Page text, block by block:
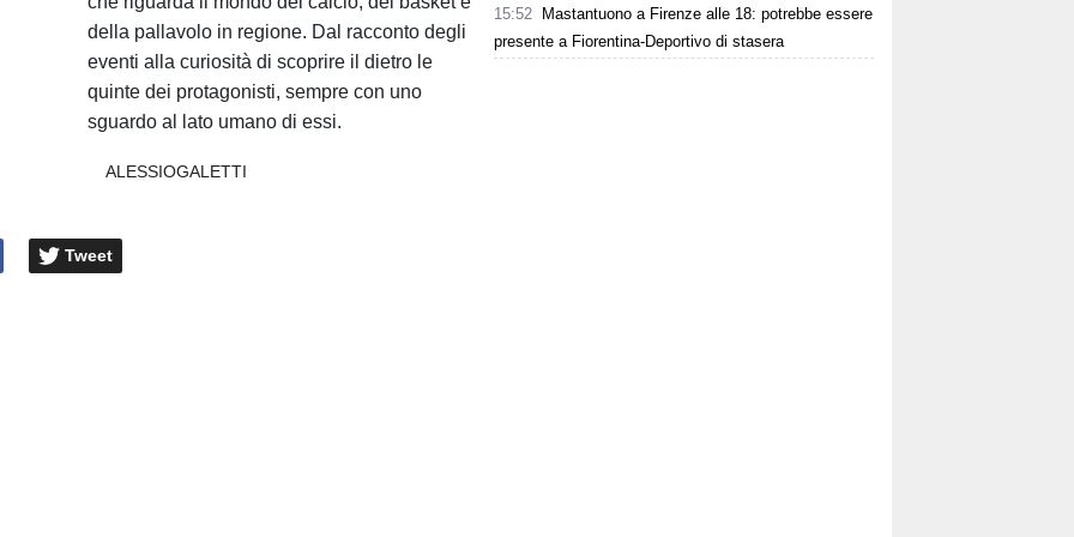
della pallavolo in regione. Dal racconto degli
eventi alla curiosità di scoprire il dietro le
quinte dei protagonisti, sempre con uno
sguardo al lato umano di essi.
ALESSIOGALETTI
Tweet
15:52
Mastantuono a Firenze alle 18: potrebbe essere
presente a Fiorentina-Deportivo di stasera